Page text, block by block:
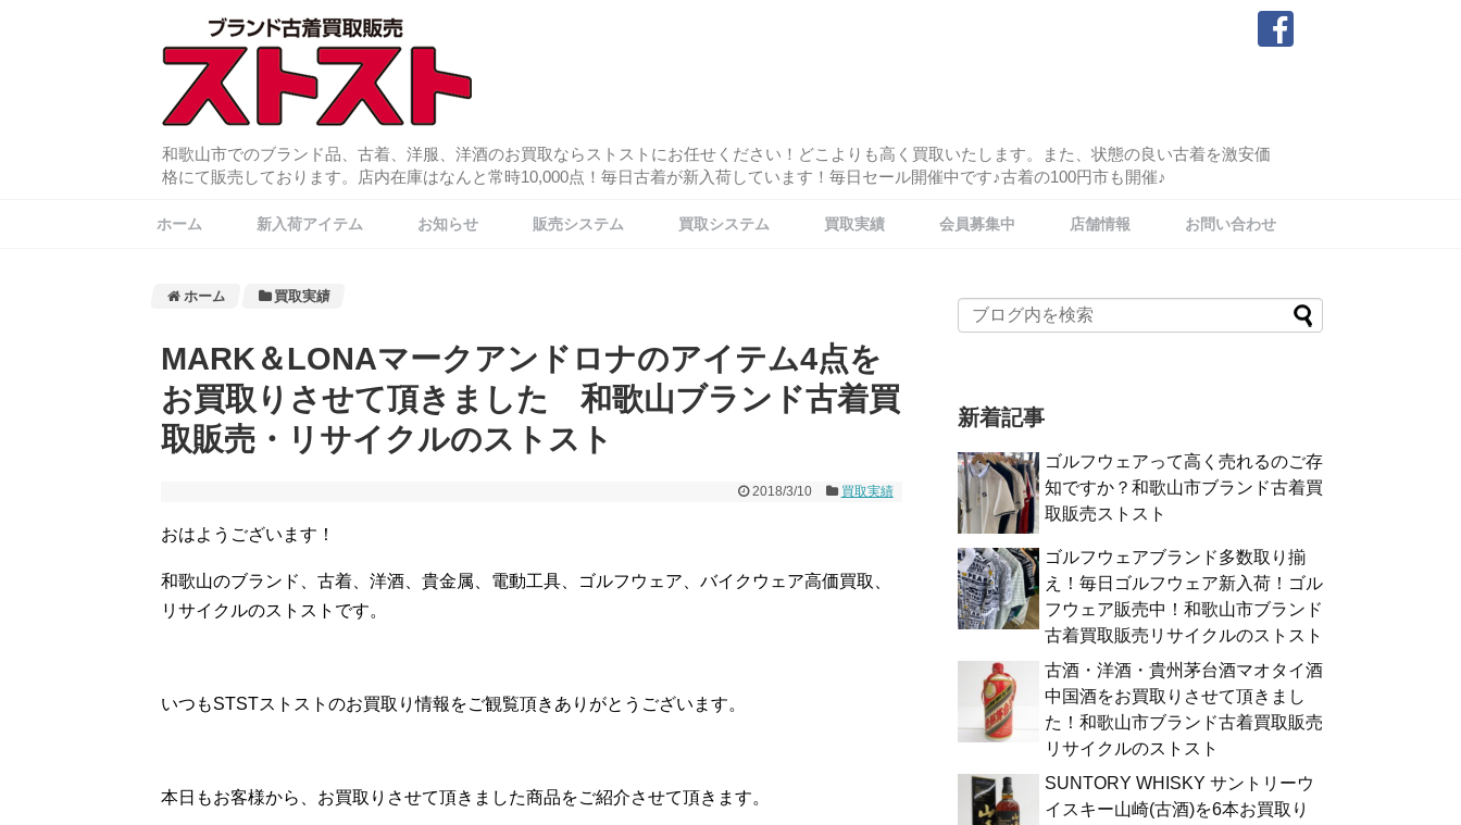
和歌山市でのブランド品、古着、洋服、洋酒のお買取ならストストにお任せください！どこよりも高く買取いたします。また、状態の良い古着を激安価
格にて販売しております。店内在庫はなんと常時10,000点！毎日古着が新入荷しています！毎日セール開催中です♪古着の100円市も開催♪
ホーム 新入荷アイテム お知らせ 販売システム 買取システム 買取実績 会員募集中 店舗情報 お問い合わせ
ホーム 買取実績
MARK＆LONAマークアンドロナのアイテム4点を
お買取りさせて頂きました 和歌山ブランド古着買
取販売・リサイクルのストスト
2018/3/10 買取実績
おはようございます！
和歌山のブランド、古着、洋酒、貴金属、電動工具、ゴルフウェア、バイクウェア高価買取、
リサイクルのストストです。
いつもSTSTストストのお買取り情報をご観覧頂きありがとうございます。
本日もお客様から、お買取りさせて頂きました商品をご紹介させて頂きます。
新着記事
ゴルフウェアって高く売れるのご存
知ですか？和歌山市ブランド古着買
取販売ストスト
ゴルフウェアブランド多数取り揃
え！毎日ゴルフウェア新入荷！ゴル
フウェア販売中！和歌山市ブランド
古着買取販売リサイクルのストスト
古酒・洋酒・貴州茅台酒マオタイ酒
中国酒をお買取りさせて頂きまし
た！和歌山市ブランド古着買取販売
リサイクルのストスト
SUNTORY WHISKY サントリーウ
イスキー山崎(古酒)を6本お買取り